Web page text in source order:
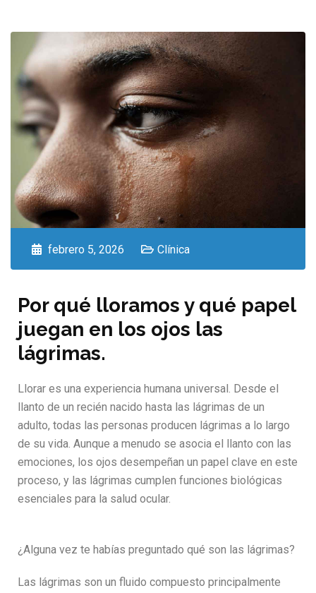
febrero 5, 2026 Clínica
Por qué lloramos y qué papel
juegan en los ojos las
lágrimas.
Llorar es una experiencia humana universal. Desde el
llanto de un recién nacido hasta las lágrimas de un
adulto, todas las personas producen lágrimas a lo largo
de su vida. Aunque a menudo se asocia el llanto con las
emociones, los ojos desempeñan un papel clave en este
proceso, y las lágrimas cumplen funciones biológicas
esenciales para la salud ocular.
¿Alguna vez te habías preguntado qué son las lágrimas?
Las lágrimas son un fluido compuesto principalmente